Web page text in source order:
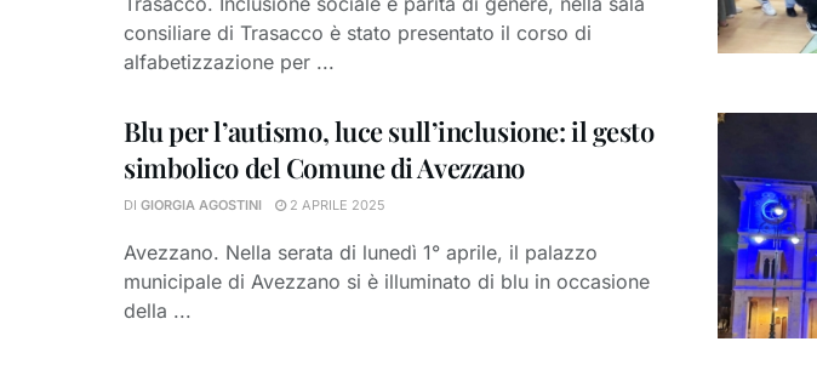
consiliare di Trasacco è stato presentato il corso di
alfabetizzazione per ...
Blu per l’autismo, luce sull’inclusione: il gesto
simbolico del Comune di Avezzano
DI GIORGIA AGOSTINI 2 APRILE 2025
Avezzano. Nella serata di lunedì 1° aprile, il palazzo
municipale di Avezzano si è illuminato di blu in occasione
della ...